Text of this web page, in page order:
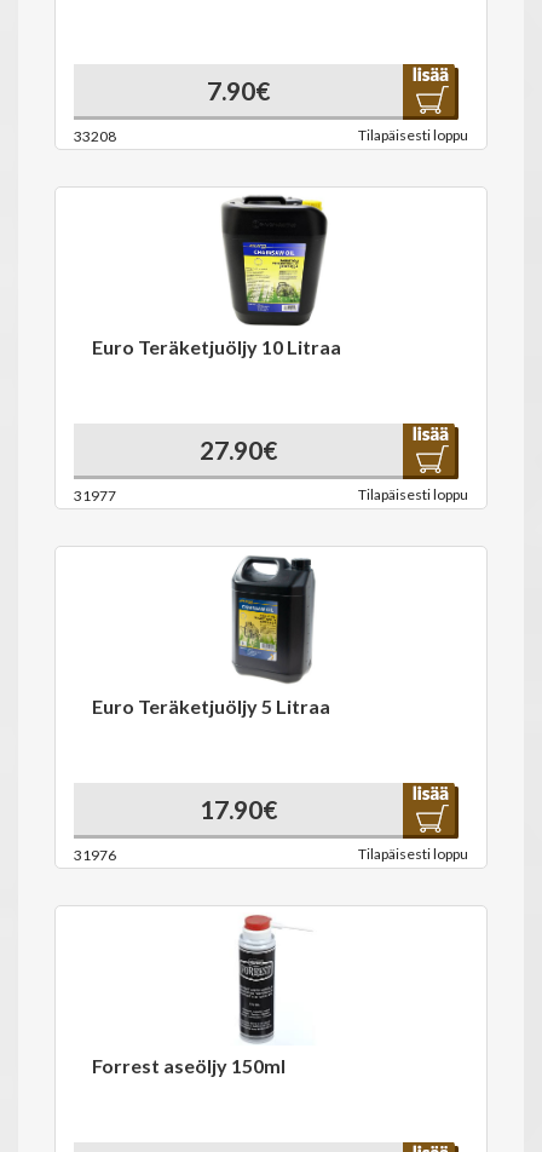
7.90€
33208 Tilapäisesti loppu
Euro Teräketjuöljy 10 Litraa
27.90€
31977 Tilapäisesti loppu
Euro Teräketjuöljy 5 Litraa
17.90€
31976 Tilapäisesti loppu
Forrest aseöljy 150ml